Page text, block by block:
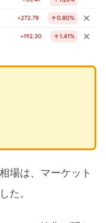
場は、マーケット
た。